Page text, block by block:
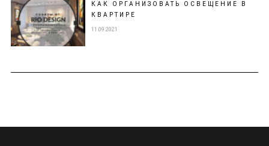
КАК ОРГАНИЗОВАТЬ ОСВЕЩЕНИЕ В
КВАРТИРЕ
11.09.2021